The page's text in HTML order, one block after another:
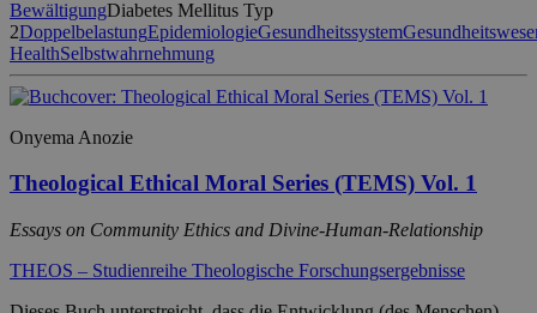
BewältigungDiabetes Mellitus Typ
2DoppelbelastungEpidemiologieGesundheitssystem
HealthSelbstwahrnehmung
Onyema Anozie
Theological Ethical Moral Series (TEMS) Vol. 1
Essays on Community Ethics and Divine-Human-Relationship
THEOS – Studienreihe Theologische Forschungsergebnisse